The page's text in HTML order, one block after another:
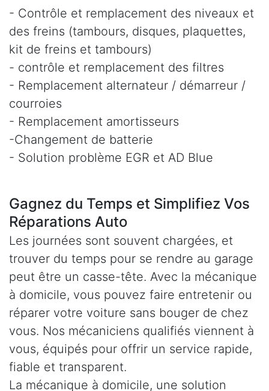
- Contrôle et remplacement des niveaux et
des freins (tambours, disques, plaquettes,
kit de freins et tambours)
- contrôle et remplacement des filtres
- Remplacement alternateur / démarreur /
courroies
- Remplacement amortisseurs
-Changement de batterie
- Solution problème EGR et AD Blue
Gagnez du Temps et Simplifiez Vos
Réparations Auto
Les journées sont souvent chargées, et
trouver du temps pour se rendre au garage
peut être un casse-tête. Avec la mécanique
à domicile, vous pouvez faire entretenir ou
réparer votre voiture sans bouger de chez
vous. Nos mécaniciens qualifiés viennent à
vous, équipés pour offrir un service rapide,
fiable et transparent.
La mécanique à domicile, une solution